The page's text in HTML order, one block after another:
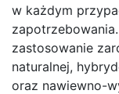
w każdym
zastosowanie
naturalnej,
oraz nawiewno-